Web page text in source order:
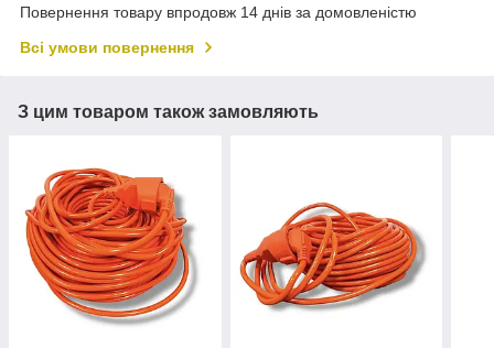
Повернення товару впродовж 14 днів за домовленістю
Всі умови повернення
З цим товаром також замовляють